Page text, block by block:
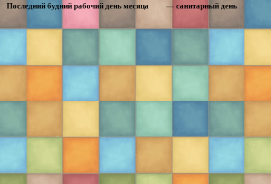
Последний будний рабочий день месяца
— санитарный день